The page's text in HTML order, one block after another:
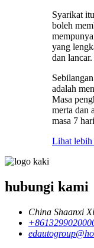
Syarikat
boleh
yang
dan lancar.
adalah
Masa
merta dan
masa 7
Lihat lebih
hubungi kami
China Shaanxi